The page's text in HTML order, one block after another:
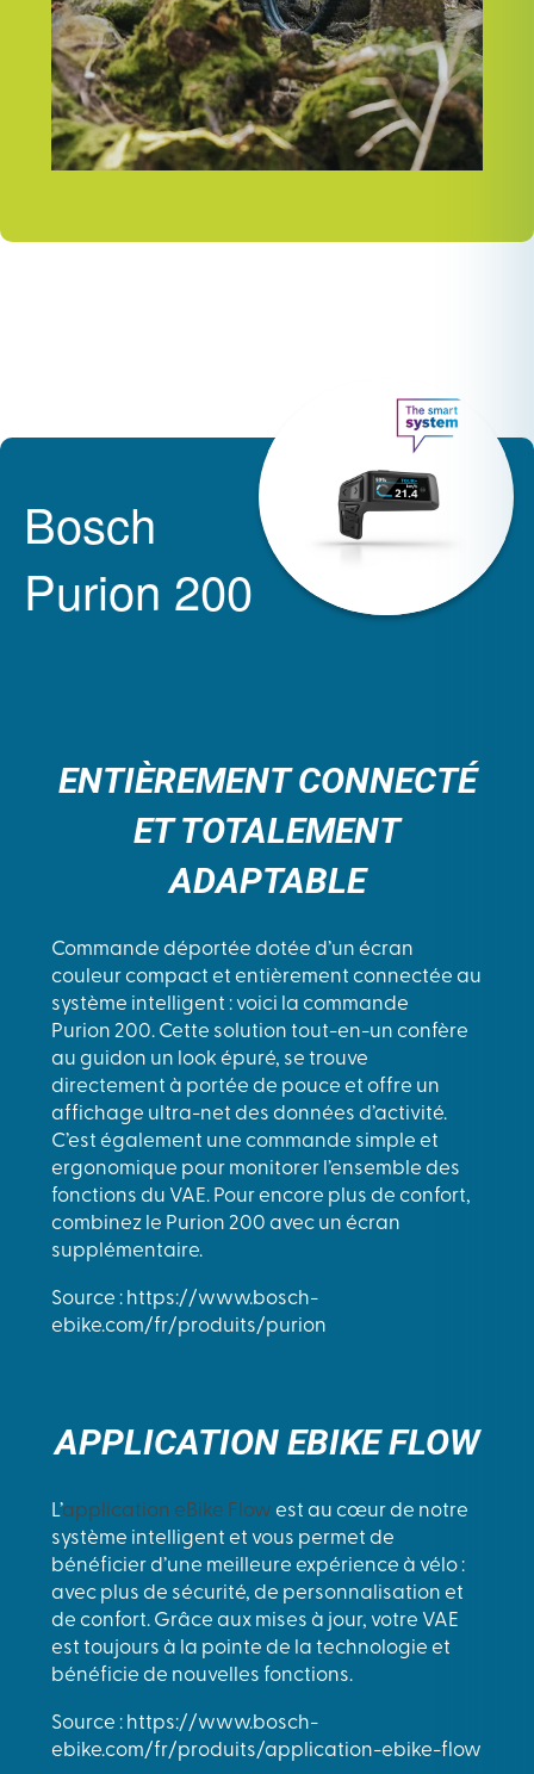
Bosch
Purion 200
ENTIÈREMENT CONNECTÉ
ET TOTALEMENT
ADAPTABLE
Commande déportée dotée d’un écran
couleur compact et entièrement connectée au
système intelligent : voici la commande
Purion 200. Cette solution tout-en-un confère
au guidon un look épuré, se trouve
directement à portée de pouce et offre un
affichage ultra-net des données d’activité.
C’est également une commande simple et
ergonomique pour monitorer l’ensemble des
fonctions du VAE. Pour encore plus de confort,
combinez le Purion 200 avec un écran
supplémentaire.
Source : https://www.bosch-
ebike.com/fr/produits/purion
APPLICATION EBIKE FLOW
L’application eBike Flow est au cœur de notre
système intelligent et vous permet de
bénéficier d’une meilleure expérience à vélo :
avec plus de sécurité, de personnalisation et
de confort. Grâce aux mises à jour, votre VAE
est toujours à la pointe de la technologie et
bénéficie de nouvelles fonctions.
Source : https://www.bosch-
ebike.com/fr/produits/application-ebike-flow